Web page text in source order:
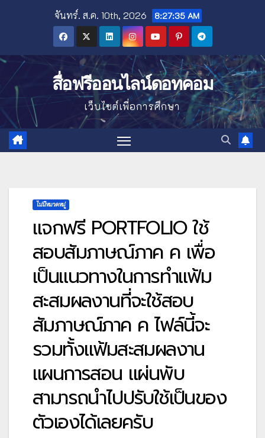
จันทร์. ส.ค. 10th, 2026 8:27:36 AM
สื่อฟรีออนไลน์ดอทคอม
เว็บไซต์เพื่อการศึกษา
ไม่มีหมวดหมู่
แจกฟรี PORTFOLIO ใช้
สอบสัมภาษณ์ภาค ค เพื่อ
เป็นแนวทางในการทำแฟ้ม
สะสมผลงานที่จะใช้สอบ
สัมภาษณ์ภาค ค ไฟล์นี้จะ
รวมทั้งแฟ้มสะสมผลงาน
แผนการสอน แผ่นพับ
สามารถนำไปปรับใช้เป็นของ
ตัวเองได้เลยครับ